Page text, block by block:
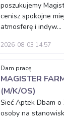
poszukujemy
cenisz spokojne
atmosferę i indyw...
2026-08-03 14:57
Dam pracę
MAGISTER
(M/K/OS)
Sieć Aptek Dbam
osoby na